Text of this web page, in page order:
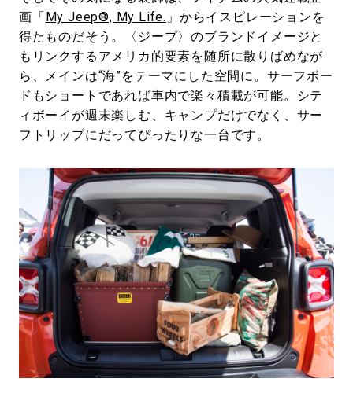
画「My Jeep®, My Life. 」からイスピレーションを
得たものだそう。〈ジープ〉のブランドイメージと
もリンクするアメリカ的要素を随所に散りばめなが
ら、メインは“海”をテーマにした空間に。サーフボー
ドもショートであれば車内で楽々積載が可能。シテ
ィボーイが週末楽しむ、キャンプだけでなく、サー
フトリップにだってぴったりな一台です。